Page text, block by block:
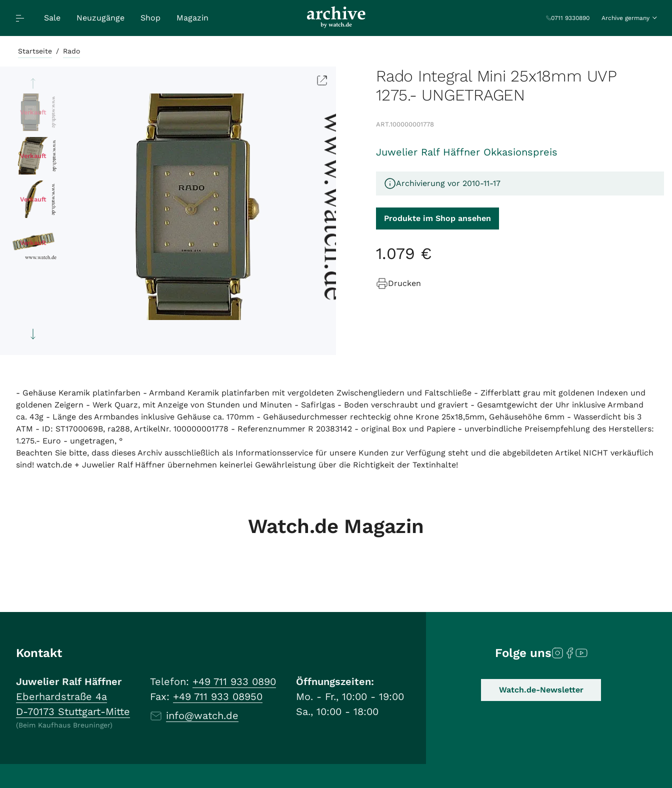
Sale Neuzugänge Shop Magazin 0711 9330890 Archive germany
Startseite / Rado
Rado Integral Mini 25x18mm UVP
1275.- UNGETRAGEN
Verkauft
Verkauft
Verkauft
Verkauft
ART.100000001778
Juwelier Ralf Häffner Okkasionspreis
Archivierung vor 2010-11-17
Produkte im Shop ansehen
1.079 €
Drucken
- Gehäuse Keramik platinfarben - Armband Keramik platinfarben mit vergoldeten Zwischengliedern und Faltschließe - Zifferblatt grau mit goldenen Indexen und
goldenen Zeigern - Werk Quarz, mit Anzeige von Stunden und Minuten - Safirlgas - Boden verschraubt und graviert - Gesamtgewicht der Uhr inklusive Armband
ca. 43g - Länge des Armbandes inklusive Gehäuse ca. 170mm - Gehäusedurchmesser rechteckig ohne Krone 25x18,5mm, Gehäusehöhe 6mm - Wasserdicht bis 3
ATM - ID: ST1700069B, ra288, ArtikelNr. 100000001778 - Referenznummer R 20383142 - original Box und Papiere - unverbindliche Preisempfehlung des Herstellers:
1.275.- Euro - ungetragen, °
Beachten Sie bitte, dass dieses Archiv ausschließlich als Informationsservice für unsere Kunden zur Verfügung steht und die abgebildeten Artikel NICHT verkäuflich
sind! watch.de + Juwelier Ralf Häffner übernehmen keinerlei Gewährleistung über die Richtigkeit der Textinhalte!
Watch.de Magazin
Kontakt
Juwelier Ralf Häffner
Eberhardstraße 4a
D-70173 Stuttgart-Mitte
(Beim Kaufhaus Breuninger)
Telefon: +49 711 933 0890
Fax: +49 711 933 08950
info@watch.de
Öffnungszeiten:
Mo. - Fr., 10:00 - 19:00
Sa., 10:00 - 18:00
Folge uns
Watch.de-Newsletter